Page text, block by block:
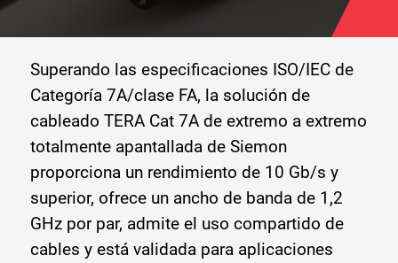
Superando las especificaciones ISO/IEC de
Categoría 7A/clase FA, la solución de
cableado TERA Cat 7A de extremo a extremo
totalmente apantallada de Siemon
proporciona un rendimiento de 10 Gb/s y
superior, ofrece un ancho de banda de 1,2
GHz por par, admite el uso compartido de
cables y está validada para aplicaciones